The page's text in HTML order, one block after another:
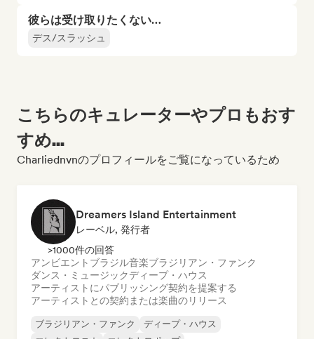
彼らは受け取りたくない…
デス/スラッシュ
こちらのキュレーターやプロもおす
すめ...
Charliednvnのプロフィールをご覧になっているため
Dreamers Island Entertainment
レーベル, 発行者
>1000件の回答
アンビエント ブラジル音楽ブラジリアン・ファンク
ダンス・ミュージックディープ・ハウス
アーティストにパブリッシング契約を提案する
アーティストとの契約または楽曲のリリース
ブラジリアン・ファンク
ディープ・ハウス